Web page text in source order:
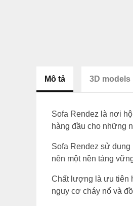
Mô tả 3D models
Sofa Rendez là nơi
hàng đầu cho những
Sofa Rendez sử
nên một nền tảng
Chất lượng là ưu tiên
nguy cơ cháy nổ và